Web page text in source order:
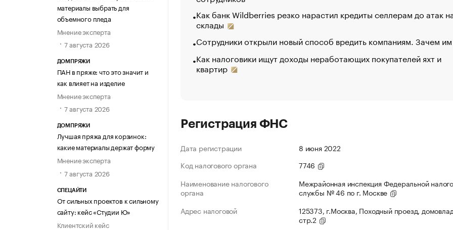
материалы выбрать для
объемного пледа
Мнение эксперта
7 августа 2026
ДОМПРЯЖИ
ПАН в пряже: что это значит и
как влияет на изделие
Мнение эксперта
7 августа 2026
ДОМПРЯЖИ
Лучшая пряжа для корзинок:
какие материалы держат форму
Мнение эксперта
7 августа 2026
СПЕЦАЙТИ
От сильных проектов к сильному
сайту: кейс «Студии Ю»
Клиентский кейс
Как банк Wildberries резко нарастил кредиты селлерам до атак
склады
Сотрудники открыли новый способ вредить компаниям. Зачем
Как налоговики ищут доходы неработающих покупателей яхт и
квартир
Регистрация ФНС
Дата регистрации
8 июня 2022
Код налогового органа
7746
Наименование налогового
органа
Межрайонная инспекция Федеральной
службы № 46 по г. Москве
Адрес налоговой
125373, г.Москва, Походный проезд,
стр.2